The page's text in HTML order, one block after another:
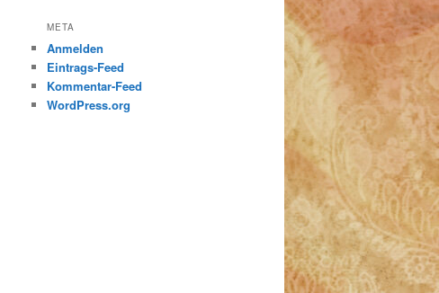
META
Anmelden
Eintrags-Feed
Kommentar-Feed
WordPress.org